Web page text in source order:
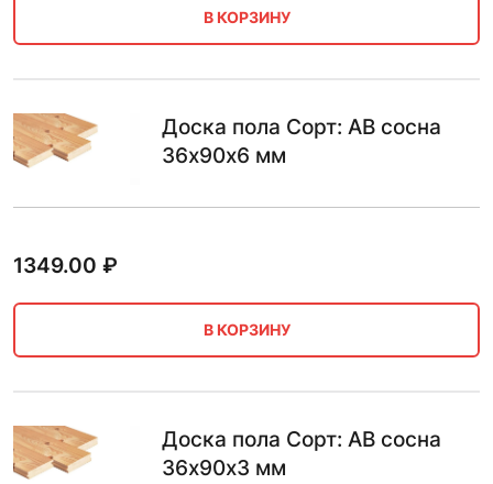
В КОРЗИНУ
Доска пола Сорт: AB сосна
36х90х6 мм
1349.00 ₽
В КОРЗИНУ
Доска пола Сорт: AB сосна
36х90х3 мм